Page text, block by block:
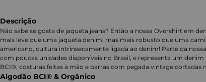
Descrição
Não sabe se gosta de jaqueta jeans? Então a nossa Overshirt em
mais leve que uma jaqueta denim, mas mais robusto que uma
americano, cultura intrinsecamente ligada ao denim! Parte da
com poucas unidades disponíveis no Brasil, e representa um
BCI®, costuras feitas à mão e barras com pegada vintage cortadas
Algodão BCI® & Orgânico